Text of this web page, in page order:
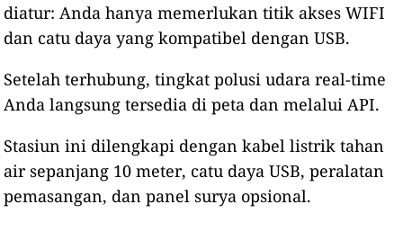
diatur: Anda hanya memerlukan titik akses WIFI
dan catu daya yang kompatibel dengan USB.
Setelah terhubung, tingkat polusi udara real-time
Anda langsung tersedia di peta dan melalui API.
Stasiun ini dilengkapi dengan kabel listrik tahan
air sepanjang 10 meter, catu daya USB, peralatan
pemasangan, dan panel surya opsional.